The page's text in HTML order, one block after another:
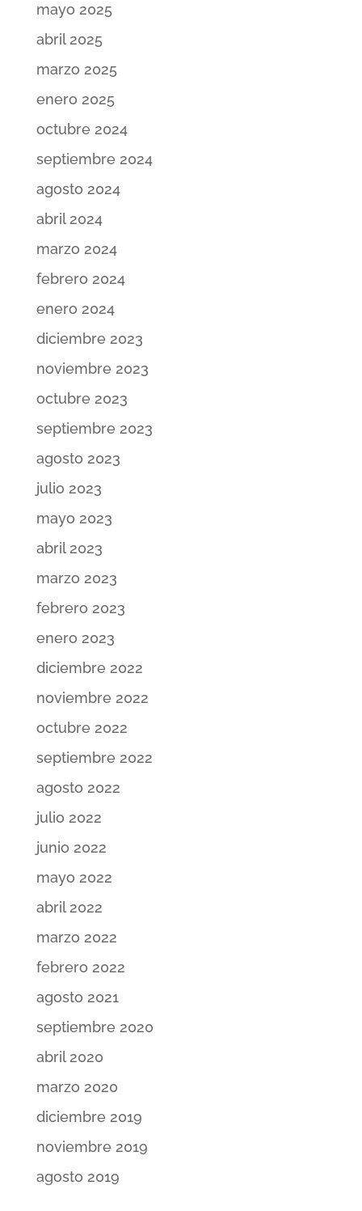
mayo 2025
abril 2025
marzo 2025
enero 2025
octubre 2024
septiembre 2024
agosto 2024
abril 2024
marzo 2024
febrero 2024
enero 2024
diciembre 2023
noviembre 2023
octubre 2023
septiembre 2023
agosto 2023
julio 2023
mayo 2023
abril 2023
marzo 2023
febrero 2023
enero 2023
diciembre 2022
noviembre 2022
octubre 2022
septiembre 2022
agosto 2022
julio 2022
junio 2022
mayo 2022
abril 2022
marzo 2022
febrero 2022
agosto 2021
septiembre 2020
abril 2020
marzo 2020
diciembre 2019
noviembre 2019
agosto 2019